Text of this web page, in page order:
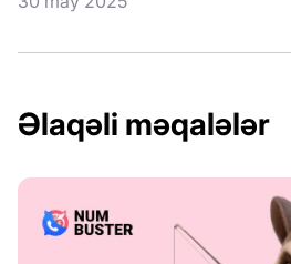
Əlaqəli məqalələr